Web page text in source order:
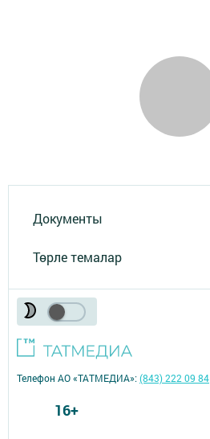
Документы
Төрле темалар
Телефон АО «ТАТМЕДИА»:(843) 222 09 84
16+